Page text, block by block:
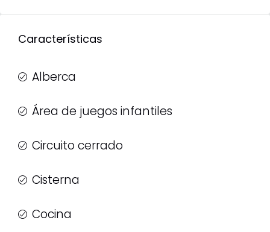
Características
Alberca
Área de juegos infantiles
Circuito cerrado
Cisterna
Cocina